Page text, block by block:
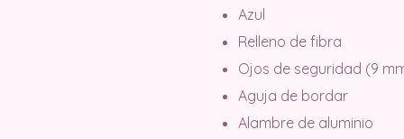
Azul
Relleno de fibra
Ojos de seguridad (9
Aguja de bordar
Alambre de aluminio